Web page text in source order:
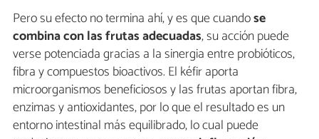
Pero su efecto no termina ahí, y es que cuandose
combina con las frutas adecuadas, su acción puede
verse potenciada gracias a la sinergia entre probióticos,
fibra y compuestos bioactivos. El kéfir aporta
microorganismos beneficiosos y las frutas aportan fibra,
enzimas y antioxidantes, por lo que el resultado es un
entorno intestinal más equilibrado, lo cual puede